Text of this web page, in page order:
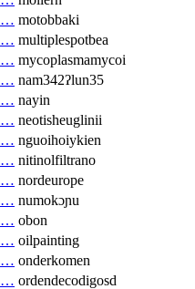
… motobbaki
… multiplespotbea
… mycoplasmamycoi
… nam342ʔlun35
… nayin
… neotisheuglinii
… nguoihoiykien
… nitinolfiltrano
… nordeurope
… numokɔɲu
… obon
… oilpainting
… onderkomen
… ordendecodigosd